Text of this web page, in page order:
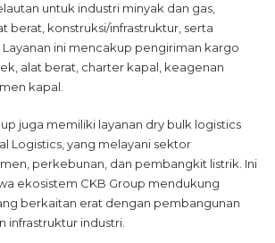
untuk industri minyak dan gas,
berat, konstruksi/infrastruktur, serta
ini mencakup pengiriman kargo
alat berat, charter kapal, keagenan
kapal.
juga memiliki layanan dry bulk logistics
Logistics, yang melayani sektor
perkebunan, dan pembangkit listrik. Ini
ekosistem CKB Group mendukung
berkaitan erat dengan pembangunan
infrastruktur industri.